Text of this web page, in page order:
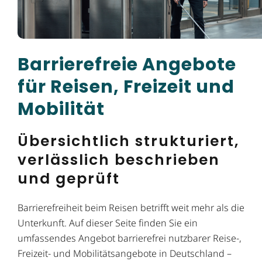
Barrierefreie Angebote
für Reisen, Freizeit und
Mobilität
Übersichtlich strukturiert,
verlässlich beschrieben
und geprüft
Barrierefreiheit beim Reisen betrifft weit mehr als die
Unterkunft. Auf dieser Seite finden Sie ein
umfassendes Angebot barrierefrei nutzbarer Reise-,
Freizeit- und Mobilitätsangebote in Deutschland –